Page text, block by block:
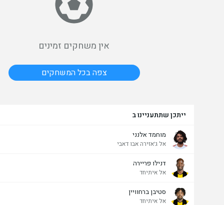
אין משחקים זמינים
צפה בכל המשחקים
ייתכן שתתעניינו ב
מוחמד אלנני
אל ג'אזירה אבו דאבי
דנילו פריירה
אל איתיחד
סטיבן ברחוויין
אל איתיחד